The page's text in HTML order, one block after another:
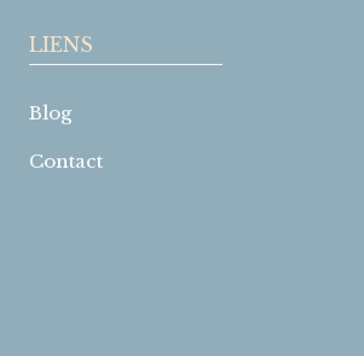
LIENS
Blog
Contact